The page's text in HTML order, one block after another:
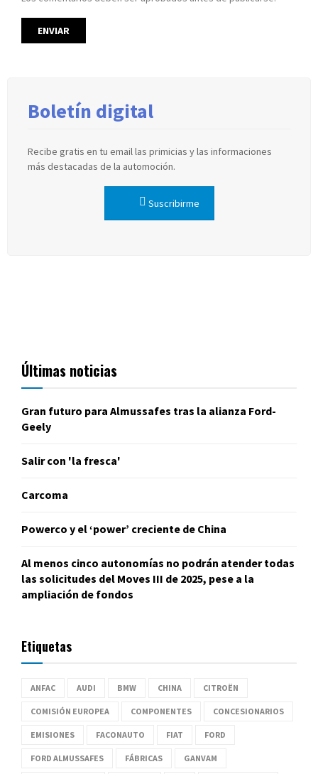
Boletín digital
Recibe gratis en tu email las primicias y las informaciones
más destacadas de la automoción.
Suscribirme
Últimas noticias
Gran futuro para Almussafes tras la alianza Ford-
Geely
Salir con 'la fresca'
Carcoma
Powerco y el ‘power’ creciente de China
Al menos cinco autonomías no podrán atender todas
las solicitudes del Moves III de 2025, pese a la
ampliación de fondos
Etiquetas
ANFAC AUDI BMW CHINA CITROËN
COMISIÓN EUROPEA COMPONENTES CONCESIONARIOS
EMISIONES FACONAUTO FIAT FORD
FORD ALMUSSAFES FÁBRICAS GANVAM